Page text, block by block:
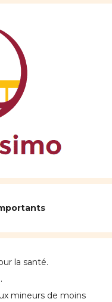
la santé.
mineurs de moins